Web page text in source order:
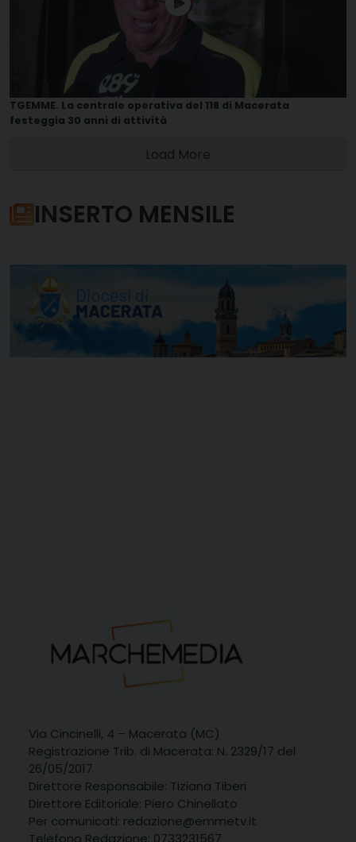
TGEMME. La centrale operativa del 118 di Macerata
festeggia 30 anni di attività
Load More
INSERTO MENSILE
Via Cincinelli, 4 – Macerata (MC)
Registrazione Trib. di Macerata: N. 2329/17 del
26/05/2017
Direttore Responsabile: Tiziana Tiberi
Direttore Editoriale: Piero Chinellato
Per comunicati: redazione@emmetv.it
Telefono Redazione: 0733231567